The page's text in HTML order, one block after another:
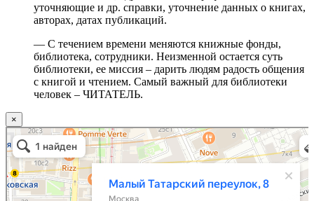
уточняющие и др. справки, уточнение данных о книгах,
авторах, датах публикаций.
— С течением времени меняются книжные фонды,
библиотека, сотрудники. Неизменной остается суть
библиотеки, ее миссия – дарить людям радость общения
с книгой и чтением. Самый важный для библиотеки
человек – ЧИТАТЕЛЬ.
×
Москва
Малый Татарский переулок, 8 на карте Москвы, ближайшее метро Новокузнецкая —
Яндекс.Карты